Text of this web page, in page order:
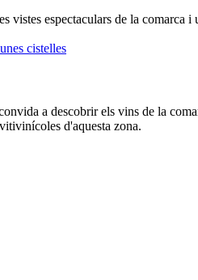
vistes espectaculars de la comarca
a descobrir els vins de la
d'aquesta zona.